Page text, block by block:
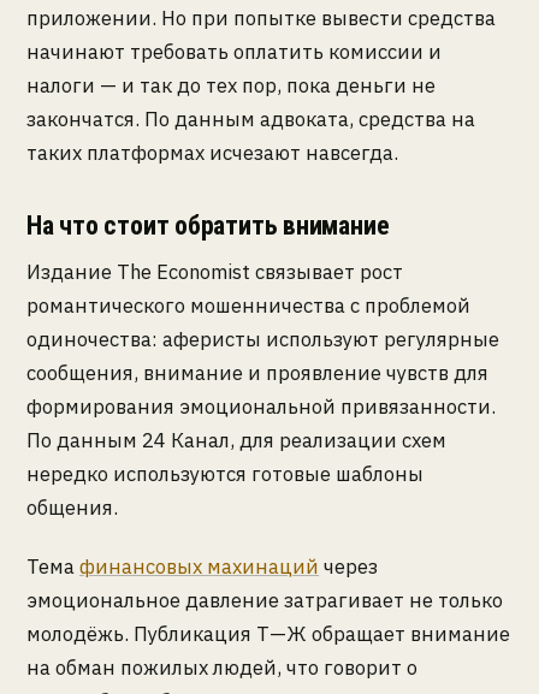
приложении. Но при попытке вывести средства
начинают требовать оплатить комиссии и
налоги — и так до тех пор, пока деньги не
закончатся. По данным адвоката, средства на
таких платформах исчезают навсегда.
На что стоит обратить внимание
Издание The Economist связывает рост
романтического мошенничества с проблемой
одиночества: аферисты используют регулярные
сообщения, внимание и проявление чувств для
формирования эмоциональной привязанности.
По данным 24 Канал, для реализации схем
нередко используются готовые шаблоны
общения.
Темафинансовых махинаций через
эмоциональное давление затрагивает не только
молодёжь. Публикация Т—Ж обращает внимание
на обман пожилых людей, что говорит о